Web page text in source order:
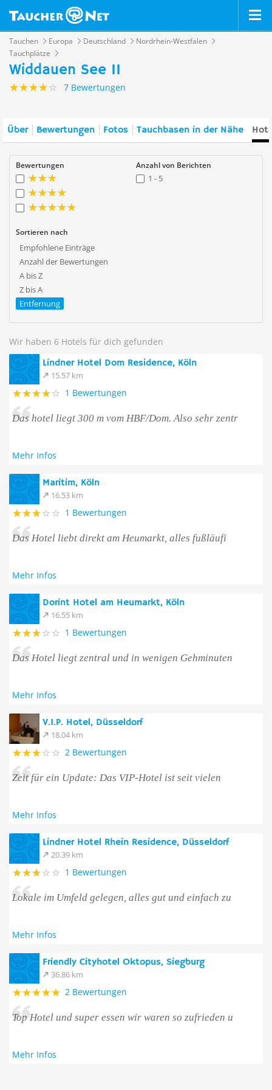
Tauchen Europa Deutschland
Nordrhein-Westfalen
Tauchplätze
Widdauen See II
7 Bewertungen
Über Bewertungen Fotos Tauchbasen in der Nähe
Bewertungen Anzahl von Berichten
1 - 5
Sortieren nach
Empfohlene Einträge
Anzahl der Bewertungen
A bis Z
Z bis A
Entfernung
Wir haben 6 Hotels für dich gefunden
Lindner Hotel Dom Residence, Köln
15.57 km
1 Bewertungen
Das hotel liegt 300 m vom HBF/Dom. Also sehr zentr
Mehr Infos
Maritim, Köln
16.53 km
1 Bewertungen
Das Hotel liebt direkt am Heumarkt, alles fußläufi
Mehr Infos
Dorint Hotel am Heumarkt, Köln
16.55 km
1 Bewertungen
Das Hotel liegt zentral und in wenigen Gehminuten
Mehr Infos
V.I.P. Hotel, Düsseldorf
18.04 km
2 Bewertungen
Zeit für ein Update: Das VIP-Hotel ist seit vielen
Mehr Infos
Lindner Hotel Rhein Residence, Düsseldorf
20.39 km
1 Bewertungen
Lokale im Umfeld gelegen, alles gut und einfach zu
Mehr Infos
Friendly Cityhotel Oktopus, Siegburg
36.86 km
2 Bewertungen
Top Hotel und super essen wir waren so zufrieden u
Mehr Infos